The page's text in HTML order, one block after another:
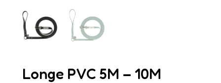
Longe PVC 5M – 10M